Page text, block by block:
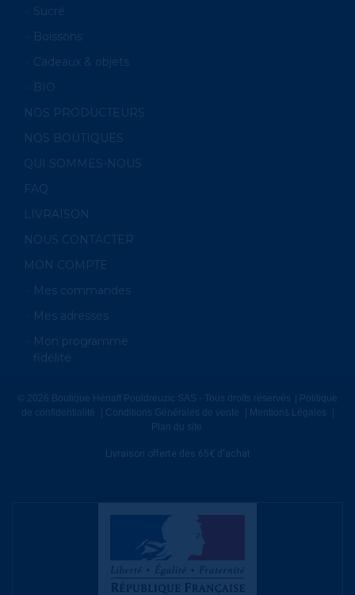
Sucré
Boissons
Cadeaux & objets
BIO
NOS PRODUCTEURS
NOS BOUTIQUES
QUI SOMMES-NOUS
FAQ
LIVRAISON
NOUS CONTACTER
MON COMPTE
Mes commandes
Mes adresses
Mon programme
fidélité
© 2026 Boutique Hénaff Pouldreuzic SAS - Tous droits réservés
Politique
de confidentialité
Conditions Générales de vente
Mentions Légales
Plan du site
Livraison offerte dès 65€ d'achat